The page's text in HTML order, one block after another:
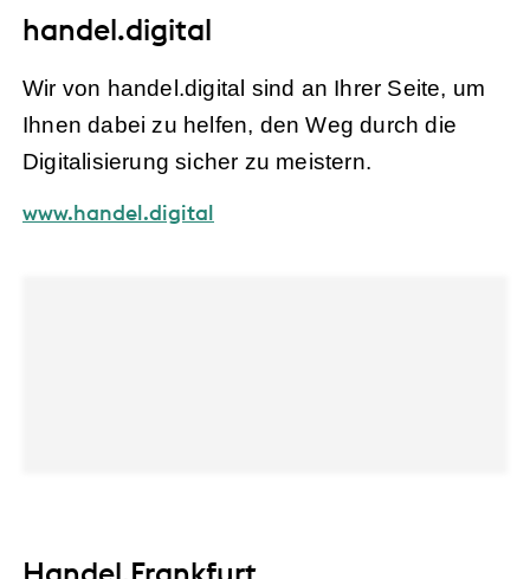
handel.digital
Wir von handel.digital sind an Ihrer Seite, um
Ihnen dabei zu helfen, den Weg durch die
Digitalisierung sicher zu meistern.
www.handel.digital